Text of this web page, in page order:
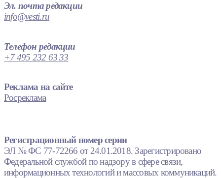
Эл. почта редакции
info@vesti.ru
Телефон редакции
+7 495 232 63 33
Реклама на сайте
Росреклама
Регистрационный номер серии
ЭЛ № ФС 77-72266 от 24.01.2018. Зарегистрировано
Федеральной службой по надзору в сфере связи,
информационных технологий и массовых коммуникаций.